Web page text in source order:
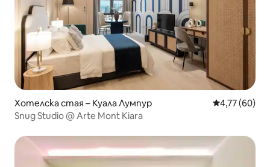
Хотелска стая – Куала Лумпур Средна
4,77 (60)
Snug Studio @ Arte Mont Kiara